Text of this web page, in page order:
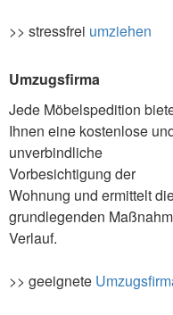
>> stressfrei umziehen
Umzugsfirma
Jede Möbelspedition
Ihnen eine kostenlose
unverbindliche
Vorbesichtigung der
Wohnung und ermittelt
grundlegenden
Verlauf.
>> geeignete